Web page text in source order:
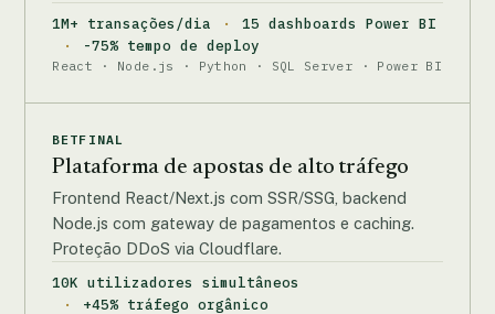
1M+ transações/dia
15 dashboards Power BI
-75% tempo de deploy
React · Node.js · Python · SQL Server · Power BI
BETFINAL
Plataforma de apostas de alto tráfego
Frontend React/Next.js com SSR/SSG, backend
Node.js com gateway de pagamentos e caching.
Proteção DDoS via Cloudflare.
10K utilizadores simultâneos
+45% tráfego orgânico